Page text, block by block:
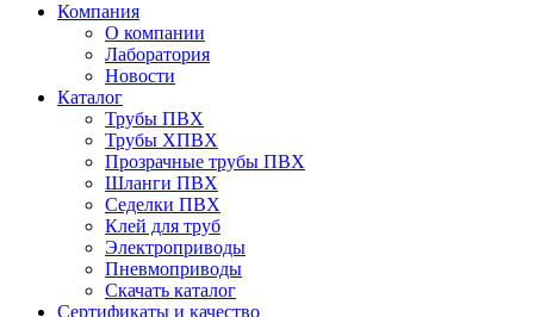
Компания
О компании
Лаборатория
Новости
Каталог
Трубы ПВХ
Трубы ХПВХ
Прозрачные трубы ПВХ
Шланги ПВХ
Седелки ПВХ
Клей для труб
Электроприводы
Пневмоприводы
Скачать каталог
Сертификаты и качество